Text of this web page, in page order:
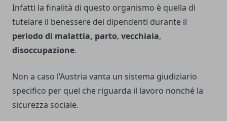
Infatti la finalità di questo organismo è quella di
tutelare il benessere dei dipendenti durante il
periodo di malattia, parto, vecchiaia,
disoccupazione.
Non a caso l’Austria vanta un sistema giudiziario
specifico per quel che riguarda il lavoro nonché la
sicurezza sociale.